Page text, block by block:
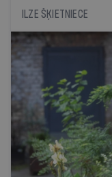
cena
ILZE ŠĶIETNIECE